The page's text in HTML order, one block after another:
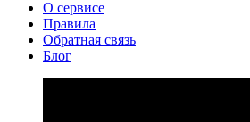
О сервисе
Правила
Обратная связь
Блог